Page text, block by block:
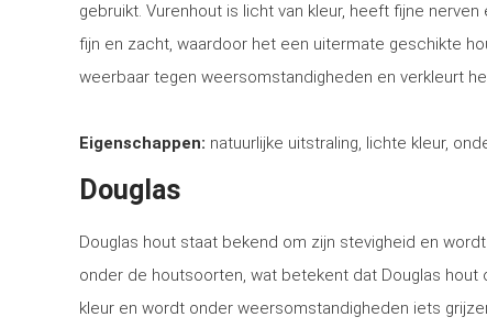
gebruikt. Vurenhout is licht van kleur, heeft fijne
fijn en zacht, waardoor het een uitermate geschikte
weerbaar tegen weersomstandigheden en verkleurt
Eigenschappen: natuurlijke uitstraling, lichte kleur,
Douglas
Douglas hout staat bekend om zijn stevigheid en
onder de houtsoorten, wat betekent dat Douglas
kleur en wordt onder weersomstandigheden iets